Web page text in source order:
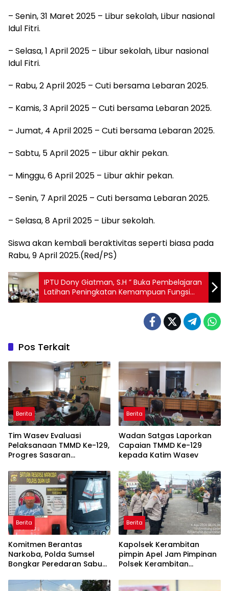
– Senin, 31 Maret 2025 – Libur sekolah, Libur nasional
Idul Fitri.
– Selasa, 1 April 2025 – Libur sekolah, Libur nasional
Idul Fitri.
– Rabu, 2 April 2025 – Cuti bersama Lebaran 2025.
– Kamis, 3 April 2025 – Cuti bersama Lebaran 2025.
– Jumat, 4 April 2025 – Cuti bersama Lebaran 2025.
– Sabtu, 5 April 2025 – Libur akhir pekan.
– Minggu, 6 April 2025 – Libur akhir pekan.
– Senin, 7 April 2025 – Cuti bersama Lebaran 2025.
– Selasa, 8 April 2025 – Libur sekolah.
Siswa akan kembali beraktivitas seperti biasa pada
Rabu, 9 April 2025.(Red/PS)
IPTU Dony Giatman, S.H ” Buka Pembelajaran
Latihan Peningkatan Kemampuan Fungsi
Intelijen Menindak lanjuti 10 Commander
Pos Terkait
Berita
Tim Wasev Evaluasi
Pelaksanaan TMMD Ke-129,
Progres Sasaran
Berita
Wadan Satgas Laporkan
Capaian TMMD Ke-129
kepada Katim Wasev
Berita
Komitmen Berantas
Narkoba, Polda Sumsel
Bongkar Peredaran Sabu
Residivis
Berita
Kapolsek Kerambitan
pimpin Apel Jam Pimpinan
Polsek Kerambitan
selalu Siaga dan Tanggap